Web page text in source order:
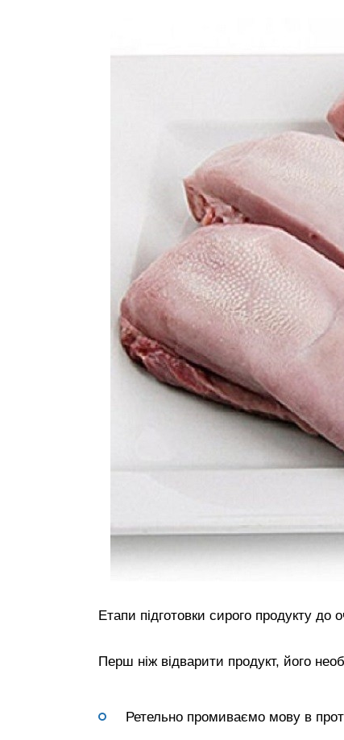
Етапи підготовки сирого продукту до
Перш ніж відварити продукт, його
Ретельно промиваємо мову в